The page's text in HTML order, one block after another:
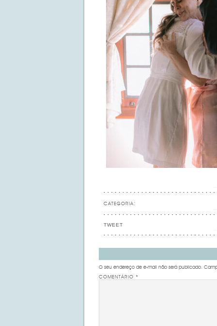
CATEGORIA:
TWEET
O seu endereço de e-mail não será publicado.
COMENTÁRIO *